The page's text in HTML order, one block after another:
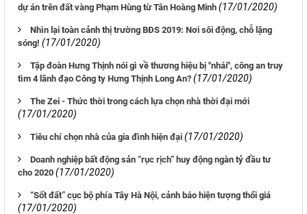
dự án trên đất vàng Phạm Hùng từ Tân Hoàng Minh (17/01/2020)
Nhìn lại toàn cảnh thị trường BĐS 2019: Nơi sôi động, chỗ lặng
sóng! (17/01/2020)
Tập đoàn Hưng Thịnh nói gì về thương hiệu bị "nhái", công an truy
tìm 4 lãnh đạo Công ty Hưng Thịnh Long An? (17/01/2020)
The Zei - Thức thời trong cách lựa chọn nhà thời đại mới
(17/01/2020)
Tiêu chí chọn nhà của gia đình hiện đại (17/01/2020)
Doanh nghiệp bất động sản “rục rịch” huy động ngàn tỷ đầu tư
cho 2020 (17/01/2020)
“Sốt đất” cục bộ phía Tây Hà Nội, cảnh báo hiện tượng thổi giá
(17/01/2020)